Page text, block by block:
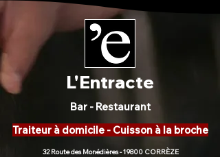
L'Entracte
Bar - Restaurant
Traiteur à domicile - Cuisson à la broche
32 Route des Monédières - 19800 CORRÈZE